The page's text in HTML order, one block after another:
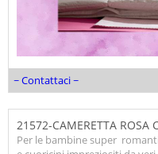
~ Contattaci ~
21572-CAMERETTA ROSA
Per le bambine super